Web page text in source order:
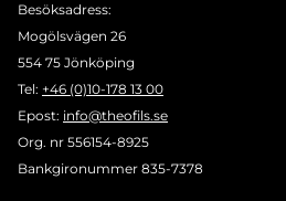
Besöksadress:
Mogölsvägen 26
554 75 Jönköping
Tel: +46 (0)10-178 13 00
Epost: info@theofils.se
Org. nr 556154-8925
Bankgironummer 835-7378